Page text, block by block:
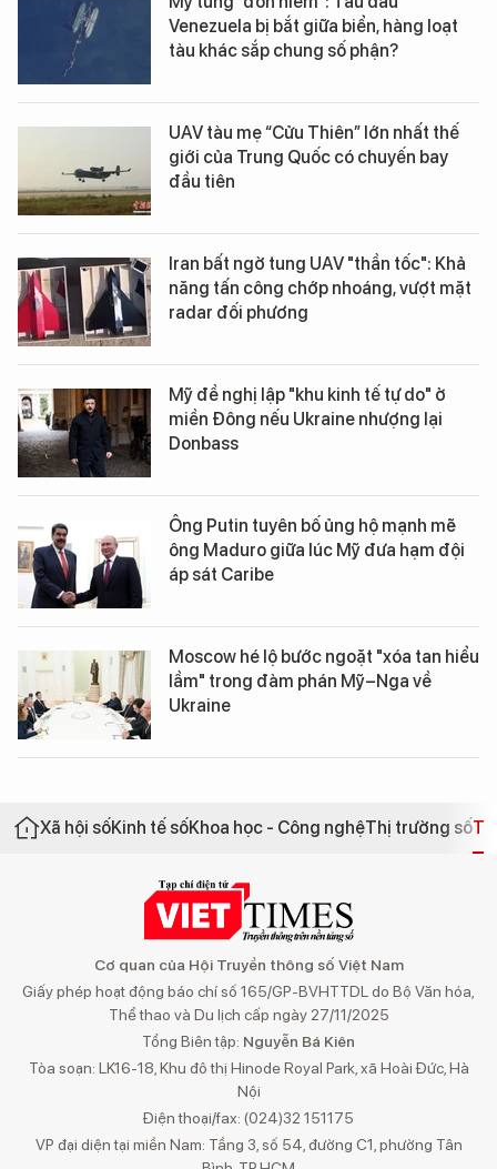
Venezuela bị bắt giữa biển, hàng loạt
tàu khác sắp chung số phận?
UAV tàu mẹ “Cửu Thiên” lớn nhất thế
giới của Trung Quốc có chuyến bay
đầu tiên
Iran bất ngờ tung UAV "thần tốc": Khả
năng tấn công chớp nhoáng, vượt mặt
radar đối phương
Mỹ đề nghị lập "khu kinh tế tự do" ở
miền Đông nếu Ukraine nhượng lại
Donbass
Ông Putin tuyên bố ủng hộ mạnh mẽ
ông Maduro giữa lúc Mỹ đưa hạm đội
áp sát Caribe
Moscow hé lộ bước ngoặt "xóa tan hiểu
lầm" trong đàm phán Mỹ–Nga về
Ukraine
Xã hội sốKinh tế sốKhoa học - Công nghệThị trường số
Cơ quan của Hội Truyền thông số Việt Nam
Giấy phép hoạt động báo chí số 165/GP-BVHTTDL do Bộ Văn hóa,
Thể thao và Du lịch cấp ngày 27/11/2025
Tổng Biên tập: Nguyễn Bá Kiên
Tòa soạn: LK16-18, Khu đô thị Hinode Royal Park, xã Hoài Đức, Hà
Nội
Điện thoại/fax: (024)32 151175
VP đại diện tại miền Nam: Tầng 3, số 54, đường C1, phường Tân